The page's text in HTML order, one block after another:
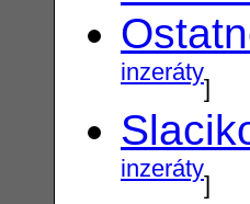
inzeráty]
inzeráty]